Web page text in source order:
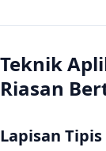
Teknik
Riasan
Lapisan